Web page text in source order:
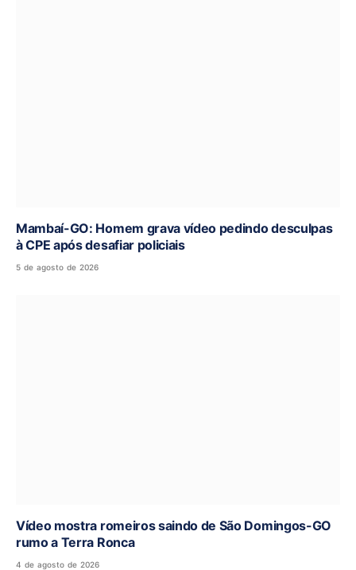
Mambaí-GO: Homem grava vídeo pedindo desculpas
à CPE após desafiar policiais
5 de agosto de 2026
Vídeo mostra romeiros saindo de São Domingos-GO
rumo a Terra Ronca
4 de agosto de 2026